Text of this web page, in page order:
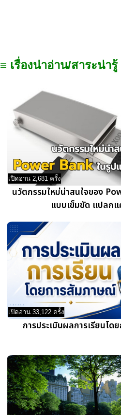
≡ เรื่องน่าอ่าน/สาระน่ารู้
เปิดอ่าน 2,681 ครั้ง
นวัตกรรมใหม่น่าสนใจของ
แบบเข็มขัด แปลกแ
เปิดอ่าน 33,122 ครั้ง
การประเมินผลการเรียนโ